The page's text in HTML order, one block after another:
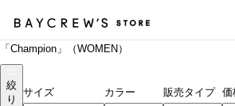
「Champion」（WOMEN）
絞
り
サイズ カラー 販売タイプ 価